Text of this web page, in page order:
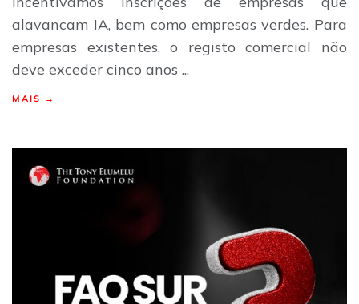
alavancam IA, bem como empresas verdes. Para
empresas existentes, o registo comercial não
deve exceder cinco anos ...
MAIS →